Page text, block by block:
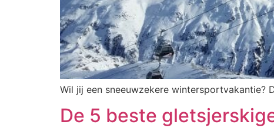
Wil jij een sneeuwzekere
De 5 beste